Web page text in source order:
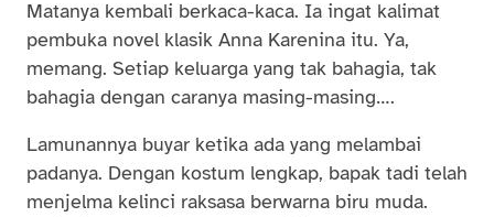
Matanya kembali berkaca-kaca. Ia ingat kalimat
pembuka novel klasik Anna Karenina itu. Ya,
memang. Setiap keluarga yang tak bahagia, tak
bahagia dengan caranya masing-masing….
Lamunannya buyar ketika ada yang melambai
padanya. Dengan kostum lengkap, bapak tadi telah
menjelma kelinci raksasa berwarna biru muda.